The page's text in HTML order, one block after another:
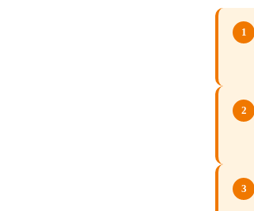
1
2
3